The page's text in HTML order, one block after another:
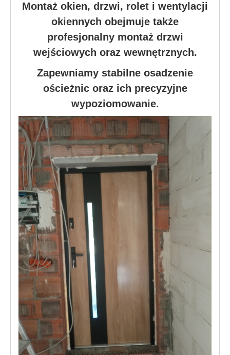
Montaż okien, drzwi, rolet i wentylacji
okiennych obejmuje także
profesjonalny montaż drzwi
wejściowych oraz wewnętrznych.
Zapewniamy stabilne osadzenie
ościeżnic oraz ich precyzyjne
wypoziomowanie.